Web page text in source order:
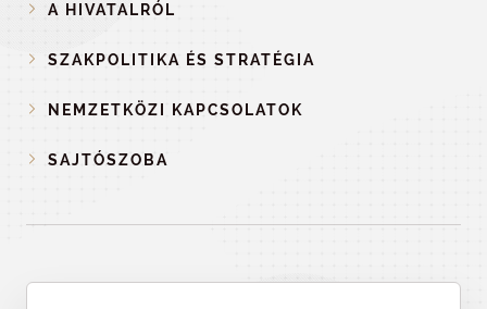
A HIVATALRÓL
SZAKPOLITIKA ÉS STRATÉGIA
NEMZETKÖZI KAPCSOLATOK
SAJTÓSZOBA